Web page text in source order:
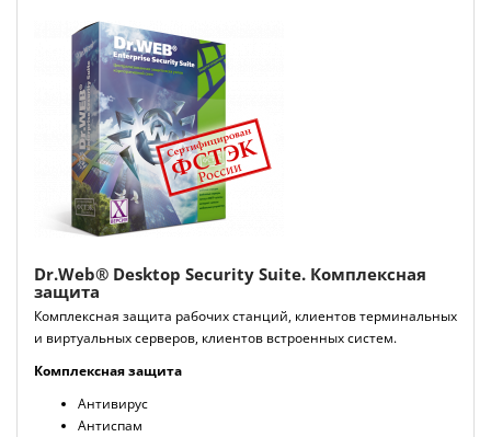
Dr.Web® Desktop Security Suite. Комплексная
защита
Комплексная защита рабочих станций, клиентов терминальных
и виртуальных серверов, клиентов встроенных систем.
Комплексная защита
Антивирус
Антиспам